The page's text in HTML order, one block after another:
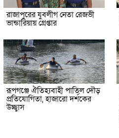
রাজাপুরের যুবলীগ নেতা রেজভী
ভান্ডারিয়ায় গ্রেপ্তার
রূপগঞ্জে ঐতিহ্যবাহী পাতিল দৌড়
প্রতিযোগিতা, হাজারো দর্শকের
উচ্ছ্বাস